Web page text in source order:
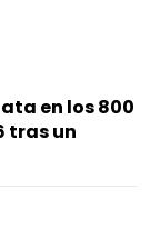
en los 800
tras un